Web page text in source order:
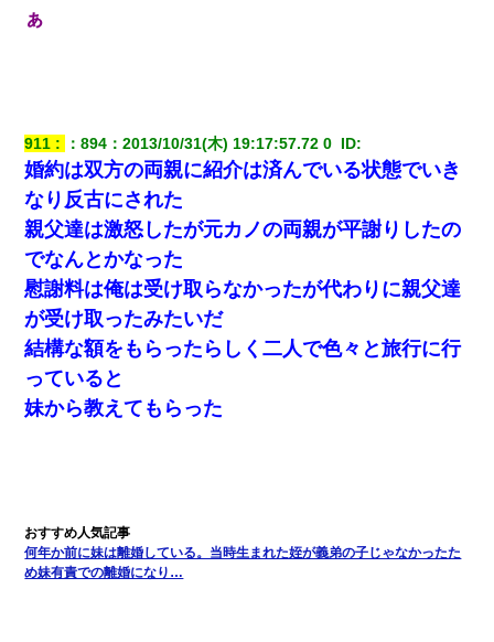
ぁ
911 ：894 ：2013/10/31(木) 19:17:57.72 0 ID:
婚約は双方の両親に紹介は済んでいる状態でいき
なり反古にされた
親父達は激怒したが元カノの両親が平謝りしたの
でなんとかなった
慰謝料は俺は受け取らなかったが代わりに親父達
が受け取ったみたいだ
結構な額をもらったらしく二人で色々と旅行に行
っていると
妹から教えてもらった
何年か前に妹は離婚している。当時生まれた姪が義弟の子じゃなかったた
め妹有責での離婚になり…